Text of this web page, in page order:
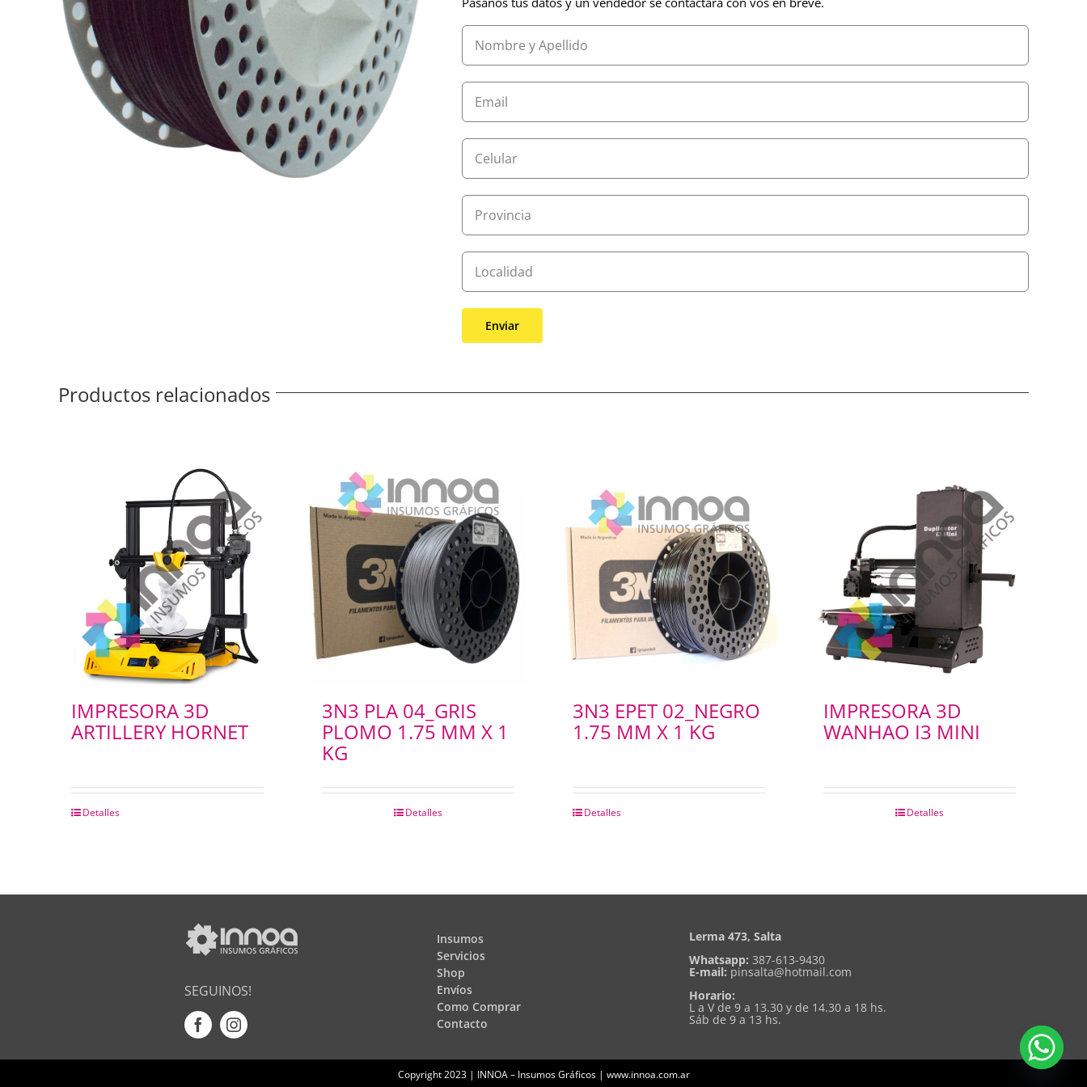
Productos relacionados
IMPRESORA 3D
ARTILLERY HORNET
Detalles
3N3 PLA 04_GRIS
PLOMO 1.75 MM X 1
KG
Detalles
3N3 EPET 02_NEGRO
1.75 MM X 1 KG
Detalles
IMPRESORA 3D
WANHAO I3 MINI
Detalles
SEGUINOS!
Insumos
Servicios
Shop
Envíos
Como Comprar
Contacto
Lerma 473, Salta
Whatsapp: 387-613-9430
E-mail: pinsalta@hotmail.com
Horario:
L a V de 9 a 13.30 y de 14.30 a 18 hs.
Sáb de 9 a 13 hs.
Copyright 2023 | INNOA – Insumos Gráficos | www.innoa.com.ar